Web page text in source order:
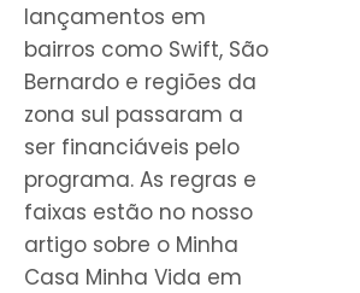
lançamentos em
bairros como Swift, São
Bernardo e regiões da
zona sul passaram a
ser financiáveis pelo
programa. As regras e
faixas estão no nosso
artigo sobre o Minha
Casa Minha Vida em